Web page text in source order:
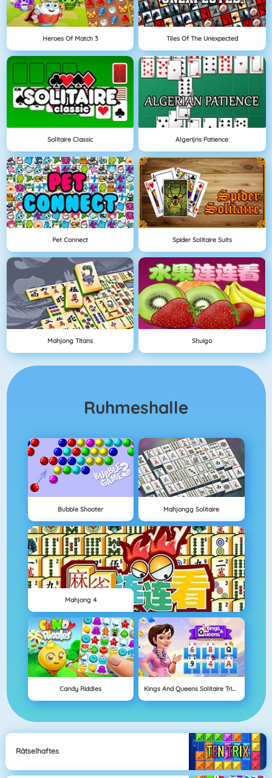
Heroes Of Match 3 Tiles Of The Unexpected
Solitaire Classic Algerijns Patience
Pet Connect Spider Solitaire Suits
Mahjong Titans Shuigo
Ruhmeshalle
Bubble Shooter Mahjongg Solitaire
Mahjong 4
Candy Riddles Kings And Queens Solitaire Tripeaks
Rätselhaftes